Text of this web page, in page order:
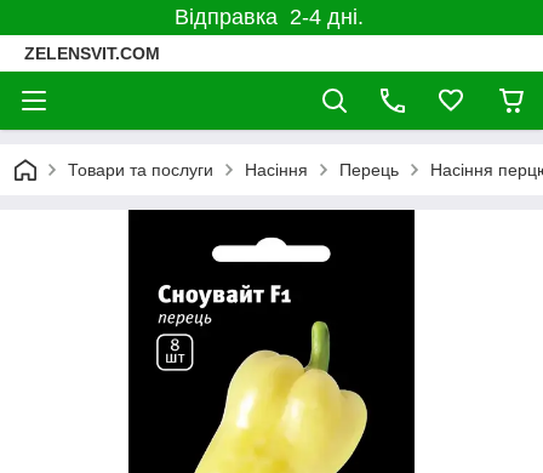
Відправка 2-4 дні.
ZELENSVIT.COM
Товари та послуги Насіння Перець Насіння